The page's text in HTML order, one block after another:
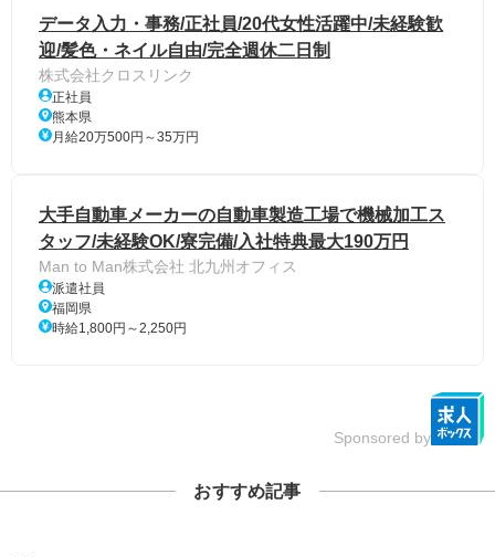
データ入力・事務/正社員/20代女性活躍中/未経験歓
迎/髪色・ネイル自由/完全週休二日制
株式会社クロスリンク
正社員
熊本県
月給20万500円～35万円
大手自動車メーカーの自動車製造工場で機械加工ス
タッフ/未経験OK/寮完備/入社特典最大190万円
Man to Man株式会社 北九州オフィス
派遣社員
福岡県
時給1,800円～2,250円
Sponsored by
おすすめ記事